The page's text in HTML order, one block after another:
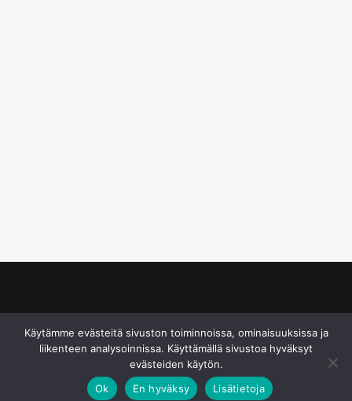
Käytämme evästeitä sivuston toiminnoissa, ominaisuuksissa ja
liikenteen analysoinnissa. Käyttämällä sivustoa hyväksyt
evästeiden käytön.
Ok
En hyväksy Lisätietoja